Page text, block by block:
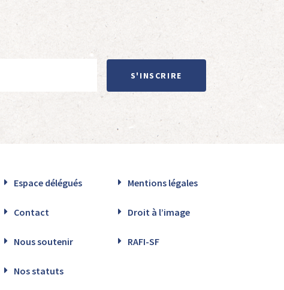
S'INSCRIRE
Espace délégués Mentions légales
Contact Droit à l’image
Nous soutenir RAFI-SF
Nos statuts